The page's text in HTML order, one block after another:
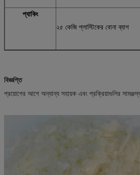
প্যাকিং
২৫ কেজি প্লাস্টিকের বোনা ব্যাগ
বিজ্ঞপ্তি
প্রয়োগের আগে অন্যান্য সহায়ক এবং প্রক্রিয়াগুলির